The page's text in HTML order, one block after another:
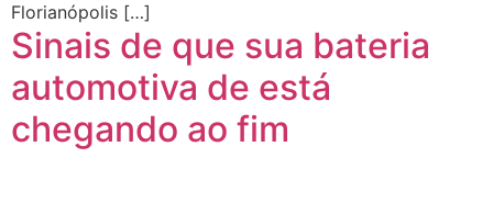
Florianópolis […]
Sinais de que sua bateria
automotiva de está
chegando ao fim